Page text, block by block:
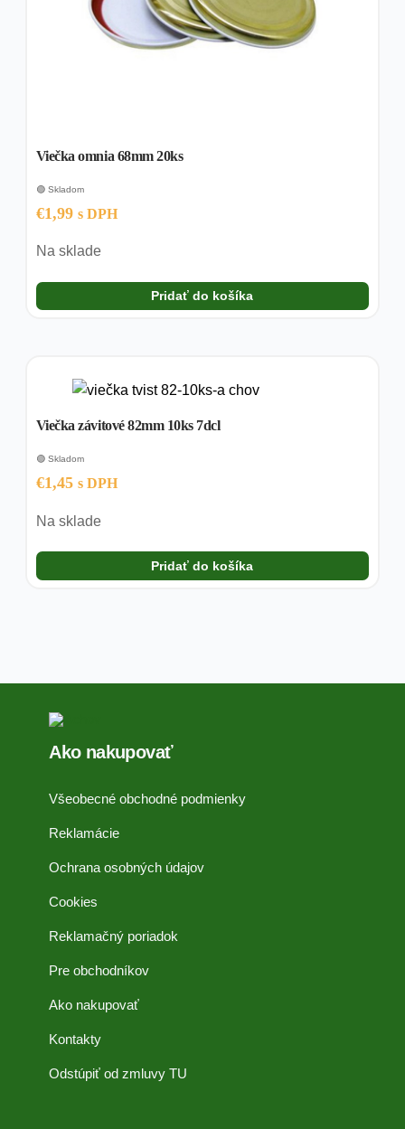
Viečka omnia 68mm 20ks
🟢 Skladom
€1,99 s DPH
Na sklade
Pridať do košíka
Viečka závitové 82mm 10ks 7dcl
🟢 Skladom
€1,45 s DPH
Na sklade
Pridať do košíka
Ako nakupovať
Všeobecné obchodné podmienky
Reklamácie
Ochrana osobných údajov
Cookies
Reklamačný poriadok
Pre obchodníkov
Ako nakupovať
Kontakty
Odstúpiť od zmluvy TU